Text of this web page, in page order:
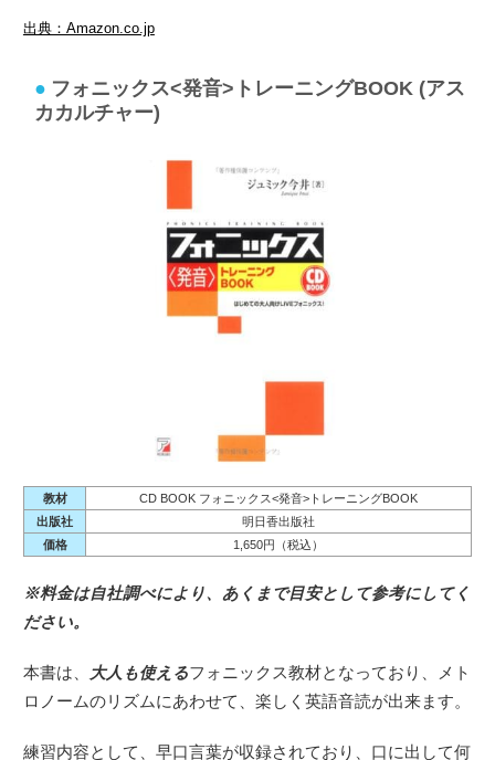
出典：Amazon.co.jp
フォニックス<発音>トレーニングBOOK (アス
カカルチャー)
教材
CD BOOK フォニックス<発音>トレーニングBOOK
出版社
明日香出版社
価格
1,650円（税込）
※料金は自社調べにより、あくまで目安として参考にしてく
ださい。
本書は、 大人も使えるフォニックス教材となっており、メト
ロノームのリズムにあわせて、楽しく英語音読が出来ます。
練習内容として、早口言葉が収録されており、口に出して何